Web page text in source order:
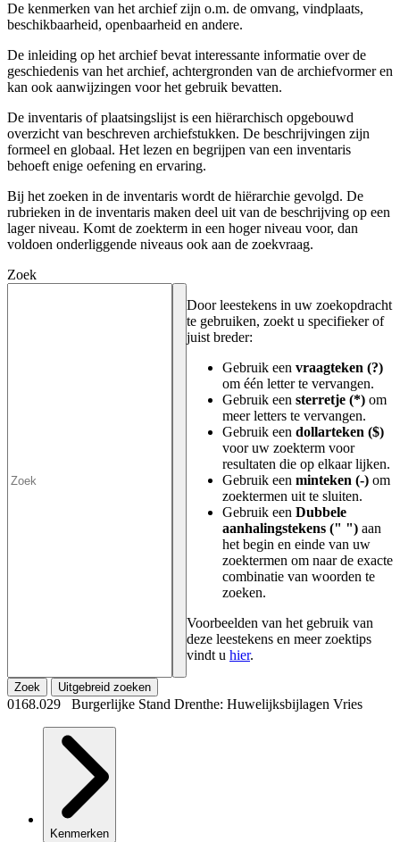
De kenmerken van het archief zijn o.m. de omvang, vindplaats,
beschikbaarheid, openbaarheid en andere.
De inleiding op het archief bevat interessante informatie over de
geschiedenis van het archief, achtergronden van de archiefvormer en
kan ook aanwijzingen voor het gebruik bevatten.
De inventaris of plaatsingslijst is een hiërarchisch opgebouwd
overzicht van beschreven archiefstukken. De beschrijvingen zijn
formeel en globaal. Het lezen en begrijpen van een inventaris
behoeft enige oefening en ervaring.
Bij het zoeken in de inventaris wordt de hiërarchie gevolgd. De
rubrieken in de inventaris maken deel uit van de beschrijving op een
lager niveau. Komt de zoekterm in een hoger niveau voor, dan
voldoen onderliggende niveaus ook aan de zoekvraag.
Zoek
Door leestekens in uw zoekopdracht
te gebruiken, zoekt u specifieker of
juist breder:
Gebruik een vraagteken (?)
om één letter te vervangen.
Gebruik een sterretje (*) om
meer letters te vervangen.
Gebruik een dollarteken ($)
voor uw zoekterm voor
resultaten die op elkaar lijken.
Gebruik een minteken (-) om
zoektermen uit te sluiten.
Gebruik een Dubbele
aanhalingstekens (" ") aan
het begin en einde van uw
zoektermen om naar de exacte
combinatie van woorden te
zoeken.
Voorbeelden van het gebruik van
deze leestekens en meer zoektips
vindt u hier.
Zoek Uitgebreid zoeken
0168.029 Burgerlijke Stand Drenthe: Huwelijksbijlagen Vries
Kenmerken